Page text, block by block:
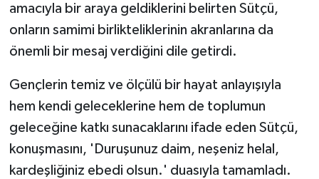
amacıyla bir araya geldiklerini belirten Sütçü,
onların samimi birlikteliklerinin akranlarına da
önemli bir mesaj verdiğini dile getirdi.
Gençlerin temiz ve ölçülü bir hayat anlayışıyla
hem kendi geleceklerine hem de toplumun
geleceğine katkı sunacaklarını ifade eden Sütçü,
konuşmasını, 'Duruşunuz daim, neşeniz helal,
kardeşliğiniz ebedi olsun.' duasıyla tamamladı.